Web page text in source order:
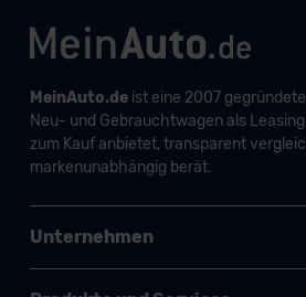
MeinAuto.deist eine 2007
Neu- und Gebrauchtwagen als
zum Kauf anbietet, transparent
markenunabhängig berät.
Unternehmen